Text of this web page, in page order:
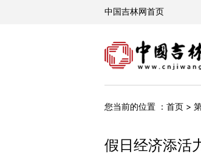
您当前的位置 ： 首页 >
假日经济添活